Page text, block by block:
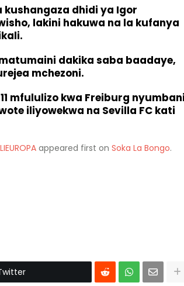
kushangaza dhidi ya Igor
lakini hakuwa na la kufanya
dakika saba baadaye,
mchezoni.
mfululizo kwa Freiburg
iliyowekwa na Sevilla FC kati
appeared first on Soka La Bongo.